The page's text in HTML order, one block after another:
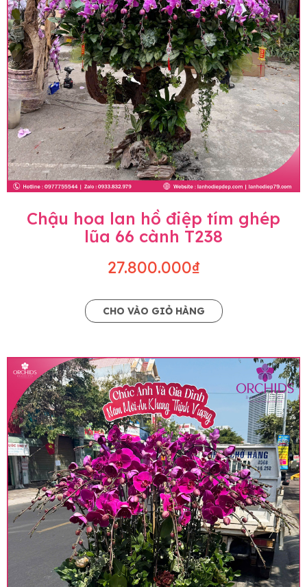
Chậu hoa lan hồ điệp tím ghép
lũa 66 cành T238
27.800.000₫
CHO VÀO GIỎ HÀNG